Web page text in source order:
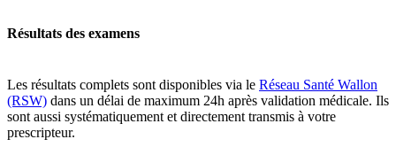
Résultats des examens
Les résultats complets sont disponibles via le Réseau Santé Wallon
(RSW) dans un délai de maximum 24h après validation médicale. Ils
sont aussi systématiquement et directement transmis à votre
prescripteur.